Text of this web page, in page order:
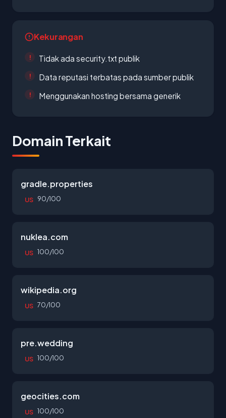
Kekurangan
Tidak ada security.txt publik
Data reputasi terbatas pada sumber publik
Menggunakan hosting bersama generik
Domain Terkait
gradle.properties
US 90/100
nuklea.com
US 100/100
wikipedia.org
US 70/100
pre.wedding
US 100/100
geocities.com
US 100/100